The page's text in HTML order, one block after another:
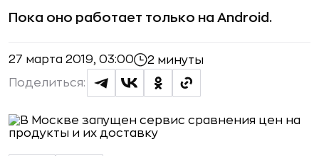
Пока оно работает только на Android.
27 марта 2019, 03:00 2 минуты
Поделиться: